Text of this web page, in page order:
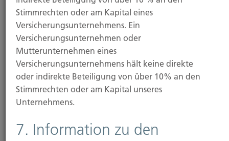
Weiterlesen
07.11.2025
Wildunfälle belasten Kfz-Versicherung:
Schäden erstmals über eine Milliarde Euro
2024 verursachten Wildunfälle in Deutschland
Schadenkosten von über 1,1 Milliarden Euro in der...
Stimmrechten oder am Kapital eines
Versicherungsunternehmens. Ein
Versicherungsunternehmen oder
Mutterunternehmen eines
Versicherungsunternehmens hält keine direkte
oder indirekte Beteiligung von über 10% an den
Stimmrechten oder am Kapital unseres
Unternehmens.
7. Information zu den